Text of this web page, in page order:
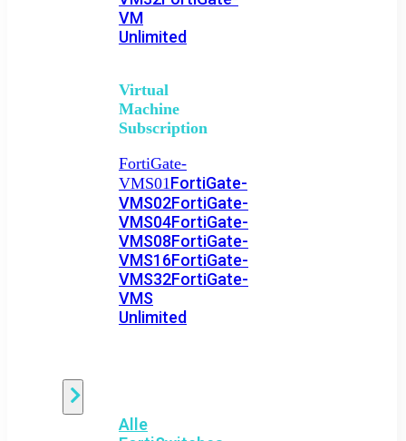
VM
Unlimited
Virtual
Machine
Subscription
FortiGate-
VMS01FortiGate-
VMS02FortiGate-
VMS04FortiGate-
VMS08FortiGate-
VMS16FortiGate-
VMS32FortiGate-
VMS
Unlimited
Alle